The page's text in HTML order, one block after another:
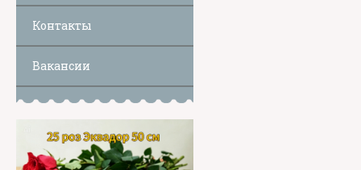
Контакты
Вакансии